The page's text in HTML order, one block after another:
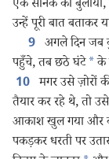
एक सैनिक को बुलाया,
उन्हें पूरी बात बताकर
9 अगले दिन
पहुँचे, तब छठे घंटे *के
10 मगर उसे ज़ोरों
तैयार कर रहे थे, तो
आकाश खुल गया और
पकड़कर धरती पर